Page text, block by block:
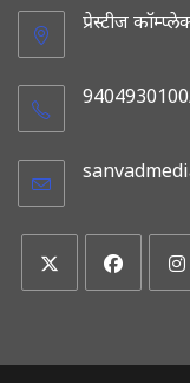
प्रेस्टीज